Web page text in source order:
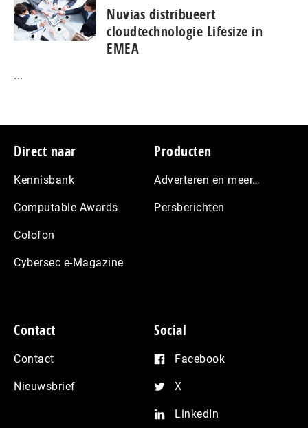
Nuvias distribueert
cloudtechnologie Lifesize in
EMEA
...
Footer
Direct naar
Kennisbank
Computable Awards
Colofon
Cybersec e-Magazine
Producten
Adverteren en meer…
Persberichten
Contact
Contact
Nieuwsbrief
Social
Facebook
X
LinkedIn